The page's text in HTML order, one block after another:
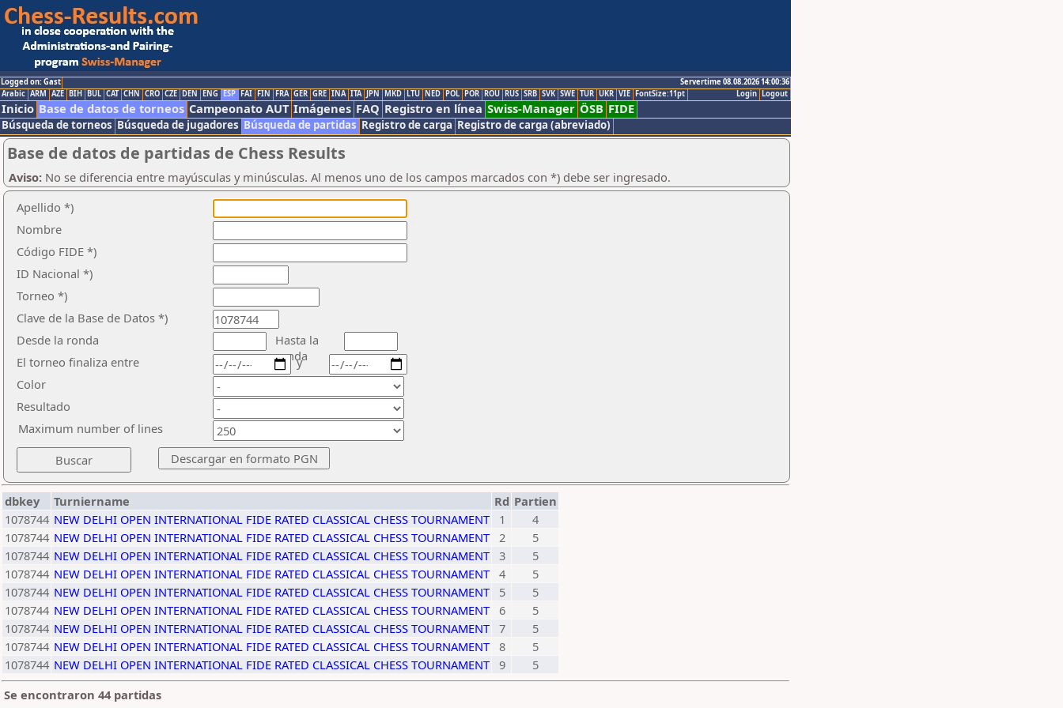
Logged on: Gast
Servertime 08.08.2026 14:00:36
Logout
Login
Arabic ARM AZE BIH BUL CAT CHN CRO CZE DEN ENG ESP FAI FIN FRA GER GRE INA ITA JPN MKD LTU NED POL POR ROU RUS SRB SVK SWE TUR UKR VIE FontSize:11pt
Inicio Base de datos de torneos Campeonato AUT Imágenes FAQ Registro en línea Swiss-Manager ÖSB FIDE
Búsqueda de torneos Búsqueda de jugadores Búsqueda de partidas Registro de carga Registro de carga (abreviado)
Base de datos de partidas de Chess Results
Aviso: No se diferencia entre mayúsculas y minúsculas. Al menos uno de los campos marcados con *) debe ser ingresado.
Apellido *)
Nombre
Código FIDE *)
ID Nacional *)
Torneo *)
Clave de la Base de Datos *)
Desde la ronda
Hasta la
ronda
El torneo finaliza entre
Color
Resultado
y
Maximum number of lines
dbkey Turniername Rd Partien
1078744 NEW DELHI OPEN INTERNATIONAL FIDE RATED CLASSICAL CHESS TOURNAMENT 1
4
1078744 NEW DELHI OPEN INTERNATIONAL FIDE RATED CLASSICAL CHESS TOURNAMENT 2
5
1078744 NEW DELHI OPEN INTERNATIONAL FIDE RATED CLASSICAL CHESS TOURNAMENT 3
5
1078744 NEW DELHI OPEN INTERNATIONAL FIDE RATED CLASSICAL CHESS TOURNAMENT 4
5
1078744 NEW DELHI OPEN INTERNATIONAL FIDE RATED CLASSICAL CHESS TOURNAMENT 5
5
1078744 NEW DELHI OPEN INTERNATIONAL FIDE RATED CLASSICAL CHESS TOURNAMENT 6
5
1078744 NEW DELHI OPEN INTERNATIONAL FIDE RATED CLASSICAL CHESS TOURNAMENT 7
5
1078744 NEW DELHI OPEN INTERNATIONAL FIDE RATED CLASSICAL CHESS TOURNAMENT 8
5
1078744 NEW DELHI OPEN INTERNATIONAL FIDE RATED CLASSICAL CHESS TOURNAMENT 9
5
Se encontraron 44 partidas